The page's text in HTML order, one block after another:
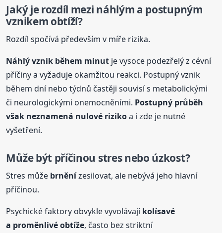
Jaký je rozdíl mezi náhlým a postupným
vznikem obtíží?
Rozdíl spočívá především v míře rizika.
Náhlý vznik během minut je vysoce podezřelý z cévní
příčiny a vyžaduje okamžitou reakci. Postupný vznik
během dní nebo týdnů častěji souvisí s metabolickými
či neurologickými onemocněními. Postupný průběh
však neznamená nulové rizikoa i zde je nutné
vyšetření.
Může být příčinou stres nebo úzkost?
Stres může brněnízesilovat, ale nebývá jeho hlavní
příčinou.
Psychické faktory obvykle vyvolávajíkolísavé
a proměnlivé obtíže, často bez striktní